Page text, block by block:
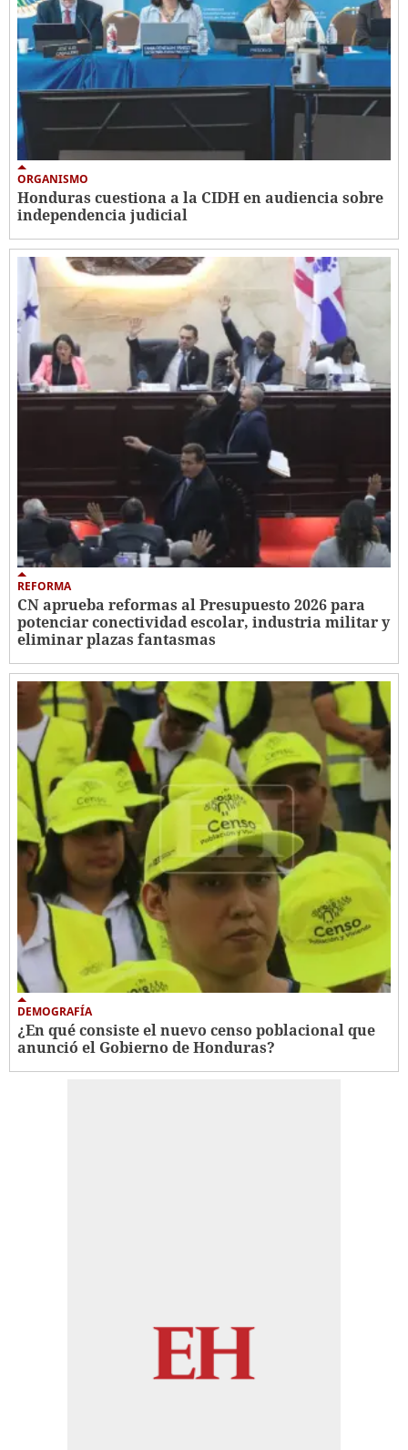
ORGANISMO
Honduras cuestiona a la CIDH en audiencia sobre
independencia judicial
REFORMA
CN aprueba reformas al Presupuesto 2026 para
potenciar conectividad escolar, industria militar y
eliminar plazas fantasmas
DEMOGRAFÍA
¿En qué consiste el nuevo censo poblacional que
anunció el Gobierno de Honduras?